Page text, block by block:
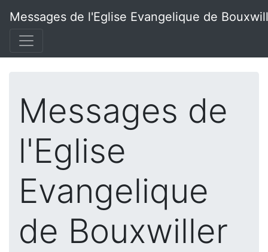
Messages de l'Eglise Evangelique de
Messages de
l'Eglise
Evangelique
de Bouxwiller